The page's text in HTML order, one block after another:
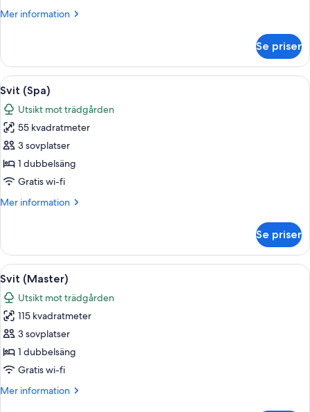
trädgården
Mer information
Mer
-
utsikt
mot
trädgården
Se priser
Öppna
alla
foton
för
Svit
(Spa)
Ett modernt hotellrum med en stor
7
Svit (Spa)
Utsikt mot trädgården
55 kvadratmeter
3 sovplatser
1 dubbelsäng
Gratis wi-fi
Mer information
Mer
(Spa)
Se priser
Öppna
alla
foton
för
Svit
(Master)
Ett vardagsrum med en stor
5
Svit (Master)
Utsikt mot trädgården
115 kvadratmeter
3 sovplatser
1 dubbelsäng
Gratis wi-fi
Mer information
Mer